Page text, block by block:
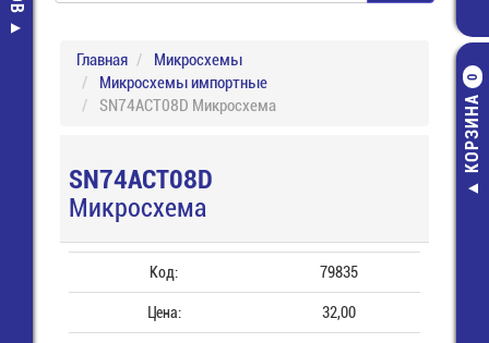
КОРЗИНА
0
Главная
Микросхемы
Микросхемы импортные
SN74ACT08D Микросхема
SN74ACT08D
Микросхема
Код: 79835
Цена: 32,00